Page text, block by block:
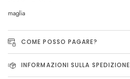
maglia
COME POSSO PAGARE?
INFORMAZIONI SULLA SPEDIZIONE